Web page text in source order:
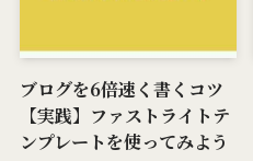
ブログを6倍速く書くコツ
【実践】ファストライトテ
ンプレートを使ってみよう